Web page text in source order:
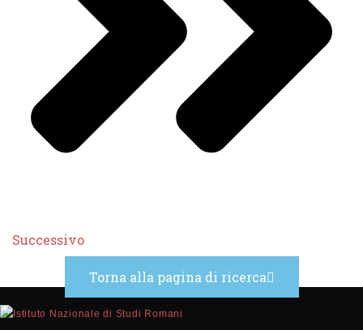
Successivo
Torna alla pagina di ricerca